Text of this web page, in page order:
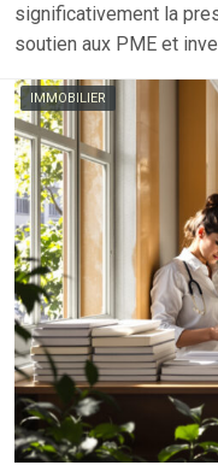
significativement la
soutien aux PME et
IMMOBILIER